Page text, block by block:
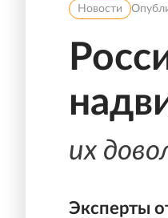
Новости
их
Эксперты